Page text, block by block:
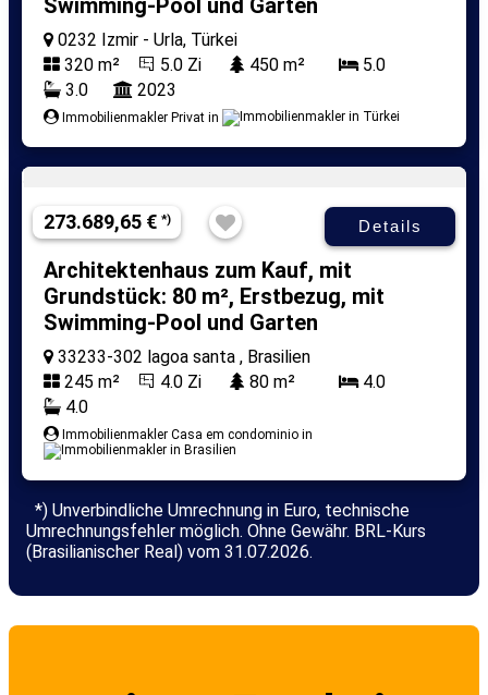
0232 Izmir - Urla, Türkei
320 m²
5.0 Zi 450 m²
5.0
3.0
2023
Immobilienmakler Privat in
273.689,65 € *) Details
Architektenhaus zum Kauf, mit
Grundstück: 80 m², Erstbezug, mit
Swimming-Pool und Garten
33233-302 lagoa santa , Brasilien
245 m²
4.0 Zi 80 m²
4.0
4.0
Immobilienmakler Casa em condominio in
*) Unverbindliche Umrechnung in Euro, technische
Umrechnungsfehler möglich. Ohne Gewähr. BRL-Kurs
(Brasilianischer Real) vom 31.07.2026.